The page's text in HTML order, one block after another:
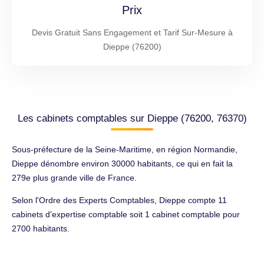
Prix
Devis Gratuit Sans Engagement et Tarif Sur-Mesure à
Dieppe (76200)
Les cabinets comptables sur Dieppe (76200, 76370)
Sous-préfecture de la Seine-Maritime, en région Normandie,
Dieppe dénombre environ 30000 habitants, ce qui en fait la
279e plus grande ville de France.
Selon l'Ordre des Experts Comptables, Dieppe compte 11
cabinets d'expertise comptable soit 1 cabinet comptable pour
2700 habitants.